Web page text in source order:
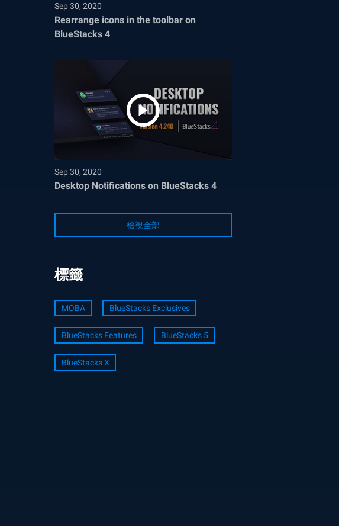
Sep 30, 2020
Rearrange icons in the toolbar on
BlueStacks 4
Sep 30, 2020
Desktop Notifications on BlueStacks 4
檢視全部
標籤
MOBA BlueStacks Exclusives
BlueStacks Features BlueStacks 5
BlueStacks X